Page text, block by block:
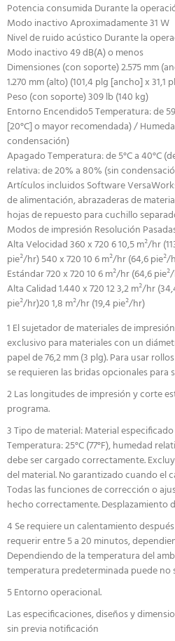
Potencia consumida Durante la
Modo inactivo Aproximadamente 31 W
Nivel de ruido acústico Durante la
Modo inactivo 49 dB(A) o menos
Dimensiones (con soporte) 2.575 mm
1.270 mm (alto) (101,4 plg [ancho] x
Peso (con soporte) 309 lb (140 kg)
Entorno Encendido5 Temperatura: de
[20°C] o mayor recomendada) /
condensación)
Apagado Temperatura: de 5°C a 40°C
relativa: de 20% a 80% (sin
Artículos incluidos Software
de alimentación, abrazaderas de
hojas de repuesto para cuchillo
Modos de impresión Resolución
Alta Velocidad 360 x 720 6 10,5 m²/hr
pie²/hr) 540 x 720 10 6 m²/hr (64,6
Estándar 720 x 720 10 6 m²/hr (64,6
Alta Calidad 1.440 x 720 12 3,2 m²/hr
pie²/hr)20 1,8 m²/hr (19,4 pie²/hr)
1 El sujetador de materiales de
exclusivo para materiales con un
papel de 76,2 mm (3 plg). Para usar
se requieren las bridas opcionales para
2 Las longitudes de impresión y corte
programa.
3 Tipo de material: Material
Temperatura: 25°C (77°F), humedad
debe ser cargado correctamente.
del material. No garantizado cuando el
Todas las funciones de corrección o
hecho correctamente. Desplazamiento
4 Se requiere un calentamiento
requerir entre 5 a 20 minutos,
Dependiendo de la temperatura del
temperatura predeterminada puede no
5 Entorno operacional.
Las especificaciones, diseños y
sin previa notificación